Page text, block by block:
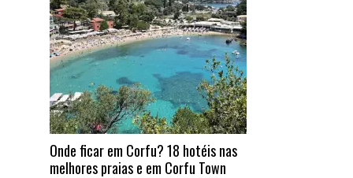
Onde ficar em Corfu? 18 hotéis nas
melhores praias e em Corfu Town